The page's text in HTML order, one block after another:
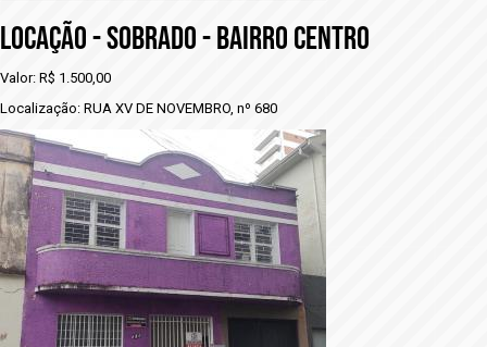
LOCAÇÃO - SOBRADO - BAIRRO CENTRO
Valor: R$ 1.500,00
Localização: RUA XV DE NOVEMBRO, nº 680